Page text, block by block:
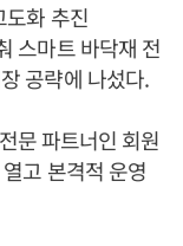
화 추진
스마트 바닥재 전
공략에 나섰다.
문 파트너인 회원
고 본격적 운영